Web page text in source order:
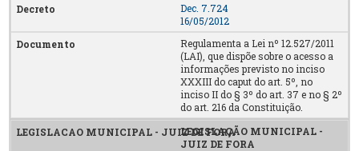
Dec. 7.724
16/05/2012
Regulamenta a Lei nº 12.527/2011
(LAI), que dispõe sobre o acesso a
informações previsto no inciso
XXXIII do caput do art. 5º, no
inciso II do § 3º do art. 37 e no § 2º
do art. 216 da Constituição.
LEGISLAÇÃO MUNICIPAL -
JUIZ DE FORA